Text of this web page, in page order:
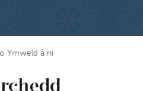
Ymweld â ni